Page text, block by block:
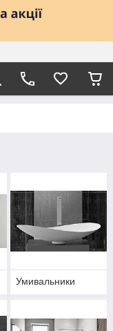
Умивальники